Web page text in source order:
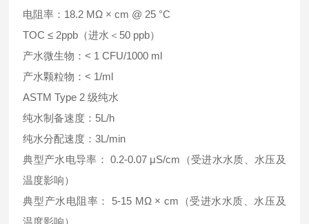
电阻率：18.2 MΩ × cm @ 25 °C
TOC ≤ 2ppb（进水＜50 ppb）
产水微生物：< 1 CFU/1000 ml
产水颗粒物：< 1/ml
ASTM Type 2 级纯水
纯水制备速度：5L/h
纯水分配速度：3L/min
典型产水电导率： 0.2-0.07 μS/cm（受进水水质、水压及
温度影响）
典型产水电阻率： 5-15 MΩ × cm（受进水水质、水压及
温度影响）